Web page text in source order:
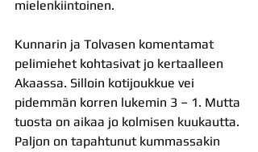
mielenkiintoinen.
Kunnarin ja Tolvasen komentamat
pelimiehet kohtasivat jo kertaalleen
Akaassa. Silloin kotijoukkue vei
pidemmän korren lukemin 3 – 1. Mutta
tuosta on aikaa jo kolmisen kuukautta.
Paljon on tapahtunut kummassakin